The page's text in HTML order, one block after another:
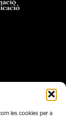
les cookies per a